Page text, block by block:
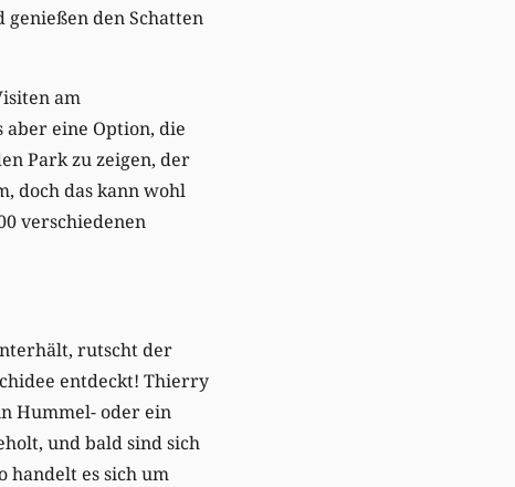
genießen den Schatten
am
eine Option, die
Park zu zeigen, der
doch das kann wohl
verschiedenen
rutscht der
entdeckt! Thierry
Hummel- oder ein
und bald sind sich
handelt es sich um